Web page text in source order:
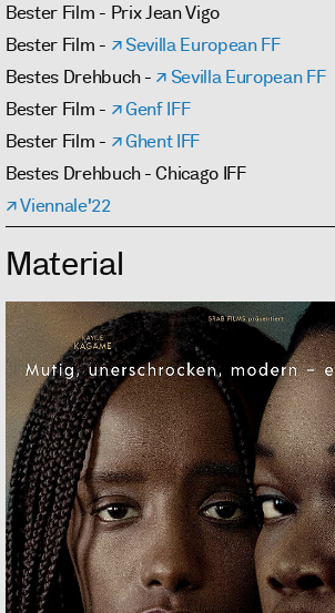
Bester Film - Prix Jean Vigo
Bester Film -
Sevilla European FF
Bestes Drehbuch -
Sevilla European FF
Bester Film -
Genf IFF
Bester Film -
Ghent IFF
Bestes Drehbuch - Chicago IFF
Viennale'22
Material